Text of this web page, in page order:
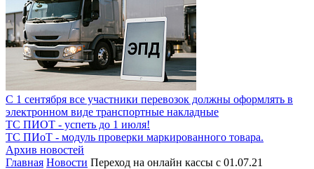
С 1 сентября все участники перевозок должны оформлять в
электронном виде транспортные накладные
ТС ПИОТ - успеть до 1 июля!
ТС ПИоТ - модуль проверки маркированного товара.
Архив новостей
Главная Новости Переход на онлайн кассы с 01.07.21